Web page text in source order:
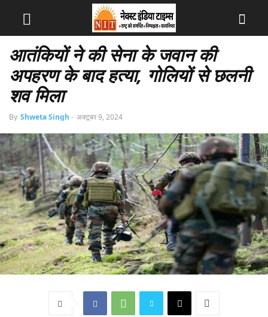
आतंकियों ने की सेना के जवान की
अपहरण के बाद हत्या, गोलियों से छलनी
शव मिला
By Shweta Singh - अक्टूबर 9, 2024